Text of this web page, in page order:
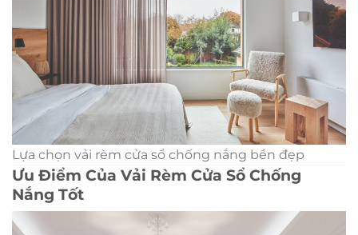
Lựa chọn vải rèm cửa sổ chống nắng bền đẹp
Ưu Điểm Của Vải Rèm Cửa Sổ Chống
Nắng Tốt